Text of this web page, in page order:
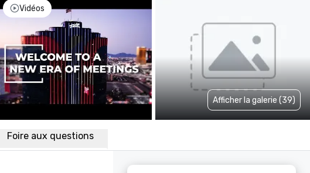
Vidéos
Afficher la galerie (39)
Foire aux questions